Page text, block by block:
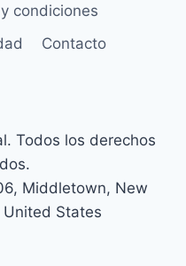
condiciones
Contacto
Todos los derechos
Middletown, New
States